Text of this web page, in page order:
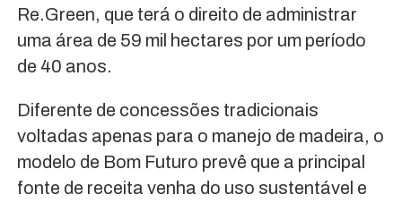
Re.Green, que terá o direito de administrar
uma área de 59 mil hectares por um período
de 40 anos.
Diferente de concessões tradicionais
voltadas apenas para o manejo de madeira, o
modelo de Bom Futuro prevê que a principal
fonte de receita venha do uso sustentável e